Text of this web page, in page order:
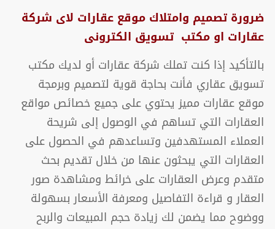
ضرورة تصميم وامتلاك موقع عقارات لاى شركة
عقارات او مكتب تسويق الكترونى
بالتأكيد إذا كنت تملك شركة عقارات أو لديك مكتب
تسويق عقاري فأنت بحاجة قوية لتصميم وبرمجة
موقع عقارات مميز يحتوي على جميع خصائص مواقع
العقارات التي تساهم في الوصول إلى شريحة
العملاء المستهدفين وتساعدهم في الحصول على
العقارات التي يبحثون عنها من خلال تقديم بحث
متقدم وعرض العقارات على خرائط ومشاهدة صور
العقار و قراءة التفاصيل ومعرفة الأسعار بسهولة
ووضوح مما يضمن لك زيادة حجم المبيعات والربح